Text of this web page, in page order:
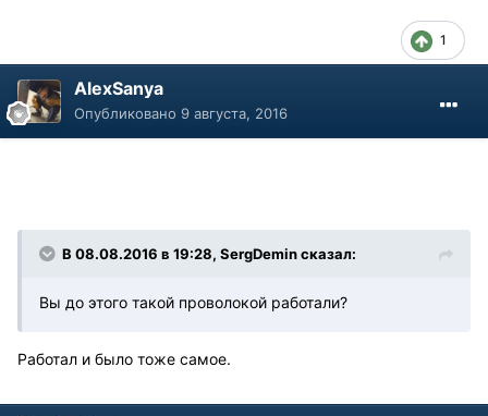
1
AlexSanya
Опубликовано 9 августа, 2016
В 08.08.2016 в 19:28, SergDemin сказал:
Вы до этого такой проволокой работали?
Работал и было тоже самое.